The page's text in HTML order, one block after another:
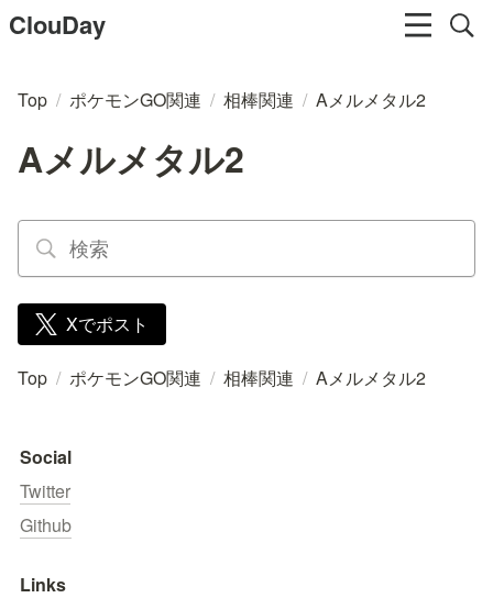
ClouDay
Top / ポケモンGO関連 / 相棒関連 / Aメルメタル2
Aメルメタル2
Xでポスト
Top / ポケモンGO関連 / 相棒関連 / Aメルメタル2
Social
Twitter
Github
Links